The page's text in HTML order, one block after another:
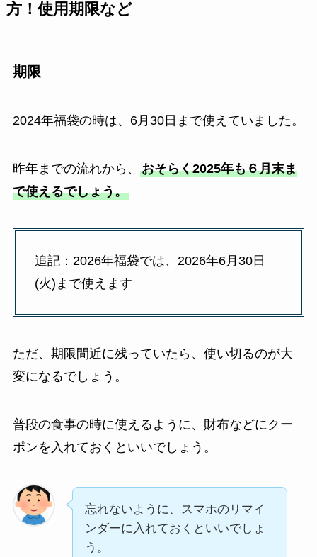
方！使用期限など
期限
2024年福袋の時は、6月30日まで使えていました。
昨年までの流れから、 おそらく2025年も６月末ま
で使えるでしょう。
追記：2026年福袋では、2026年6月30日
(火)まで使えます
ただ、期限間近に残っていたら、使い切るのが大
変になるでしょう。
普段の食事の時に使えるように、財布などにクー
ポンを入れておくといいでしょう。
忘れないように、スマホのリマイ
ンダーに入れておくといいでしょ
う。